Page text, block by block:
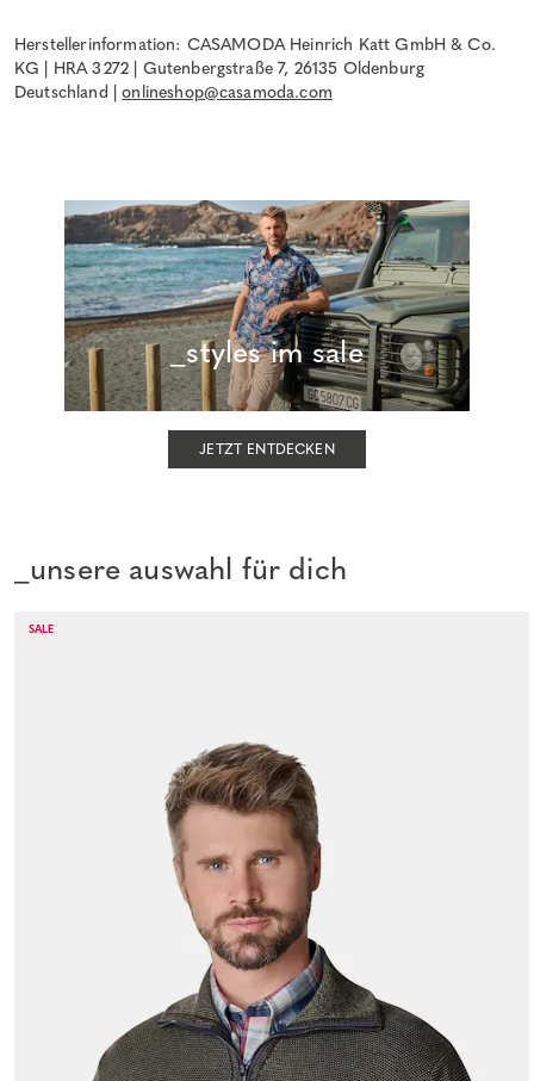
Herstellerinformation: CASAMODA Heinrich Katt GmbH & Co.
KG | HRA 3272 | Gutenbergstraße 7, 26135 Oldenburg
Deutschland |onlineshop@casamoda.com
_styles im sale
JETZT ENTDECKEN
_unsere auswahl für dich
SALE